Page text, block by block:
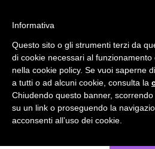
Il Blog del Garden
accetta l'uso dei cookies previsto
Fai clic per abilitare/
Google Analytics.
OK Privacy
Informativa
Questo sito o gli strumenti terzi da
di cookie necessari al
nella cookie policy. Se vuoi saperne
a tutti o ad alcuni cookie, consulta la
Chiudendo questo banner,
su un link o proseguendo la
acconsenti all’uso dei cookie.